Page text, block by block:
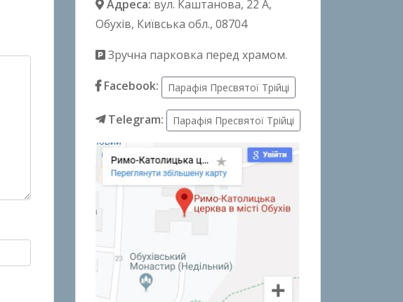
Адреса: вул. Каштанова, 22 А,
Обухів, Київська обл., 08704
Зручна парковка перед храмом.
Facebook:
Парафія Пресвятої Трійці
Telegram: Парафія Пресвятої Трійці